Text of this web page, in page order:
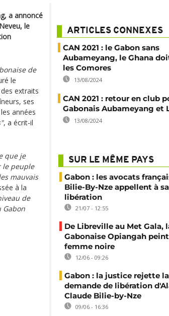
a annoncé
le
de
le
extraits
ses
années
, a écrit-il
que je
le peuple
mauvais
à la
de
Gabon
ARTICLES CONNEXES
CAN 2021 : le Gabon sans
Aubameyang, le Ghana
les Comores
13/08/2024
CAN 2021 : retour en club
Gabonais Aubameyang et
13/08/2024
SUR LE MÊME PAYS
Gabon : les avocats
Bilie-By-Nze appellent à sa
libération
21/07 - 12:55
De Libreville au Met Gala,
Gabonaise Opiangah
femme noire
12/06 - 09:26
Gabon : la justice rejette la
demande de libération
Claude Bilie-by-Nze
09/06 - 16:36